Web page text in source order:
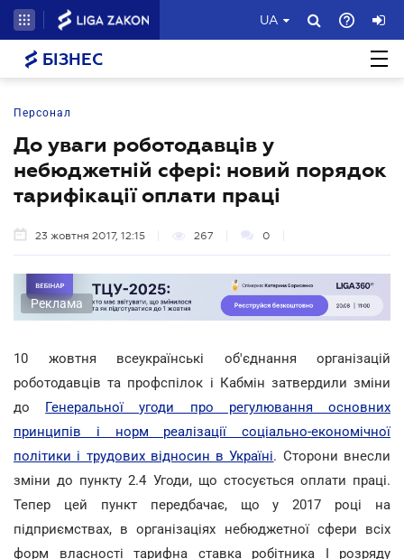
UA
БІЗНЕС
Персонал
До уваги роботодавців у
небюджетній сфері: новий порядок
тарифікації оплати праці
23 жовтня 2017, 12:15 267 0
Реклама
10 жовтня всеукраїнські об'єднання організацій
роботодавців та профспілок і Кабмін затвердили зміни
до Генеральної угоди про регулювання основних
принципів і норм реалізації соціально-економічної
політики і трудових відносин в Україні. Сторони внесли
зміни до пункту 2.4 Угоди, що стосується оплати праці.
Тепер цей пункт передбачає, що у 2017 році на
підприємствах, в організаціях небюджетної сфери всіх
форм власності тарифна ставка робітника І розряду